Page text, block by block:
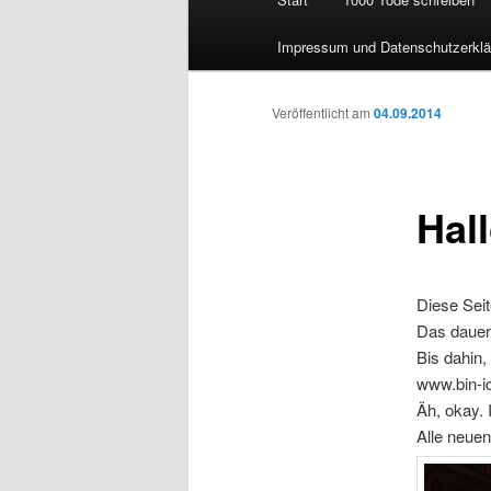
Impressum und
Veröffentlicht am 04.09.2014
Diese
Das
Bis
www.bin-
Äh, okay.
Alle